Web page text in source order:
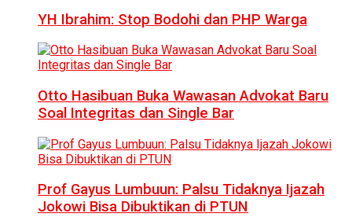
YH Ibrahim: Stop Bodohi dan PHP Warga
Otto Hasibuan Buka Wawasan Advokat Baru
Soal Integritas dan Single Bar
Prof Gayus Lumbuun: Palsu Tidaknya Ijazah
Jokowi Bisa Dibuktikan di PTUN